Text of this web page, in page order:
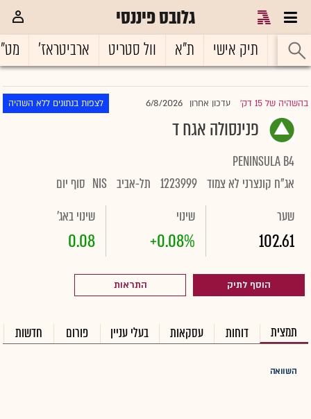
גלובס פיננסי
ראשי תיק אישי ת"א וול סטריט ארביטראז'
בהשהיה של 15 דק' |עדכון אחרון 6/8/2026 לצפות בנתונים ללא השהיה
פנינסולה אגח ד
PENINSULA B4
אג"ח קונצרני לא צמוד 1223999 תל-אביב NIS סוף יום
שער
102.61
שינוי
+0.08%
שינוי באג'
0.08
הוסף לתיק התראות
תמצית דוחות עסקאות בעלי עניין פורום חדשות
השוואה